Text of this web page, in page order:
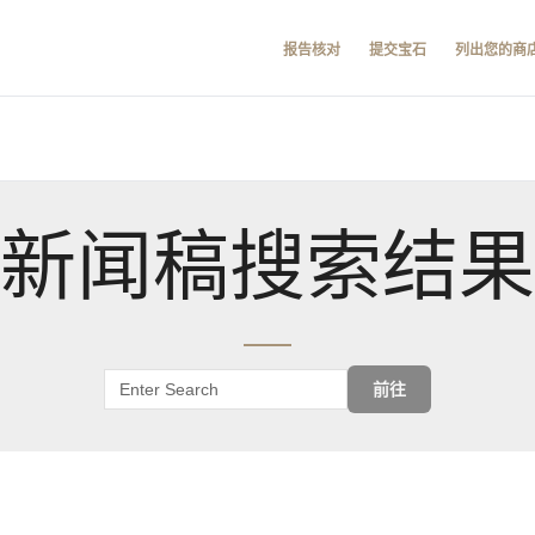
报告核对 提交宝石 列出您的商
新闻稿搜索结果
前往